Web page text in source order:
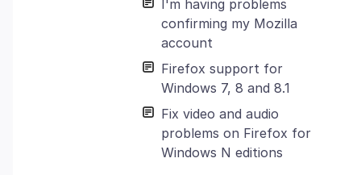
I'm having problems
confirming my Mozilla
account
Firefox support for
Windows 7, 8 and 8.1
Fix video and audio
problems on Firefox for
Windows N editions